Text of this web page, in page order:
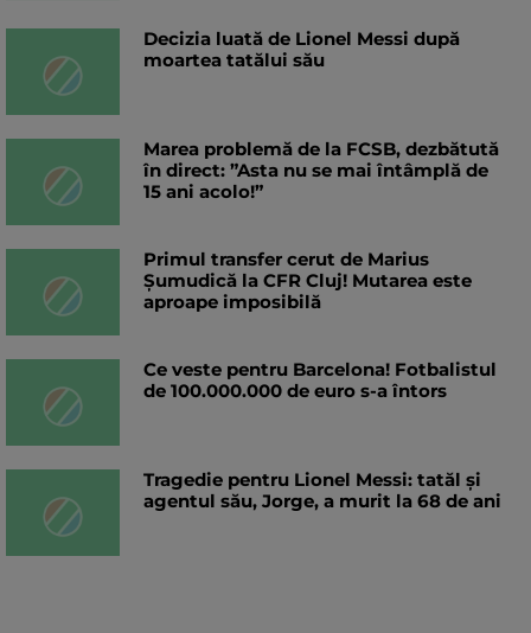
Decizia luată de Lionel Messi după
moartea tatălui său
Marea problemă de la FCSB, dezbătută
în direct: ”Asta nu se mai întâmplă de
15 ani acolo!”
Primul transfer cerut de Marius
Șumudică la CFR Cluj! Mutarea este
aproape imposibilă
Ce veste pentru Barcelona! Fotbalistul
de 100.000.000 de euro s-a întors
Tragedie pentru Lionel Messi: tatăl și
agentul său, Jorge, a murit la 68 de ani